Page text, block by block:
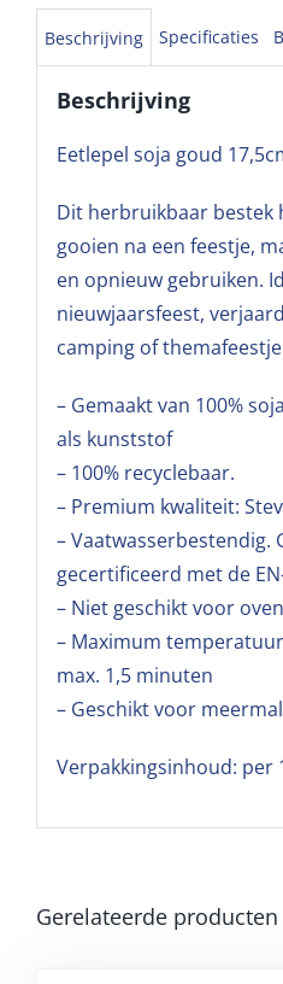
Beschrijving Specificaties
Beschrijving
Eetlepel soja goud
Dit herbruikbaar bestek
gooien na een feestje,
en opnieuw gebruiken.
nieuwjaarsfeest,
camping of
– Gemaakt van 100%
als kunststof
– 100% recyclebaar.
– Premium kwaliteit:
– Vaatwasserbestendig.
gecertificeerd met de
– Niet geschikt voor oven
– Maximum
max. 1,5 minuten
– Geschikt voor
Verpakkingsinhoud: per
Gerelateerde producten